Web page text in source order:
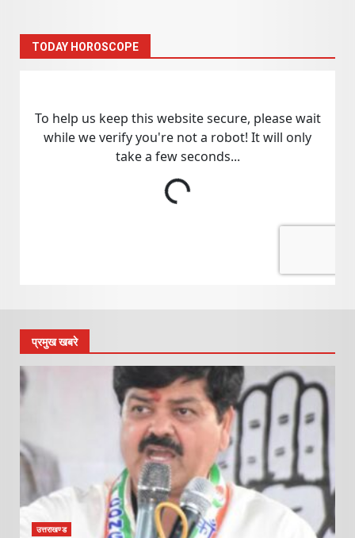
TODAY HOROSCOPE
प्रमुख खबरे
उत्तराखण्ड